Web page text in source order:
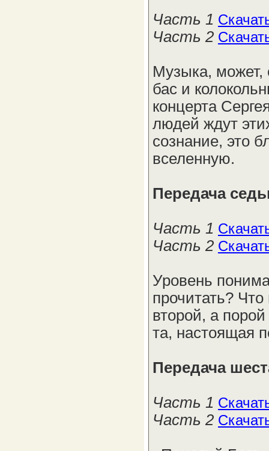
Часть 1
Часть 2
Музыка, может,
бас и
концерта
людей ждут
сознание, это
вселенную.
Передача
Часть 1
Часть 2
Уровень
прочитать?
второй, а
та, настоящая
Передача
Часть 1
Часть 2